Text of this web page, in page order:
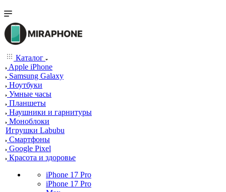
Каталог
Apple iPhone
Samsung Galaxy
Ноутбуки
Умные часы
Планшеты
Наушники и гарнитуры
Моноблоки
Игрушки Labubu
Смартфоны
Google Pixel
Красота и здоровье
iPhone 17 Pro
iPhone 17 Pro